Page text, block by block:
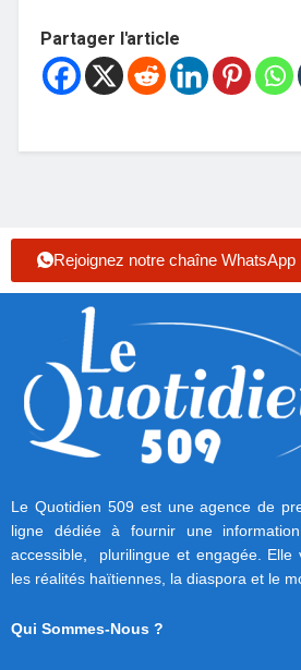
Partager l'article
Rejoignez notre chaîne
Le Quotidien 509 est une agence de
ligne dédiée à fournir une information
accessible, plurilingue et engagée. Elle
les réalités haïtiennes, la diaspora et le
Qui Sommes-Nous ?